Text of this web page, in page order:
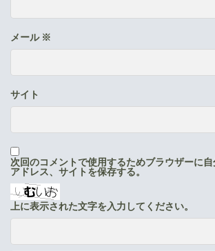
メール ※
サイト
次回のコメントで使用するためブラウザーに
アドレス、サイトを保存する。
上に表示された文字を入力してください。